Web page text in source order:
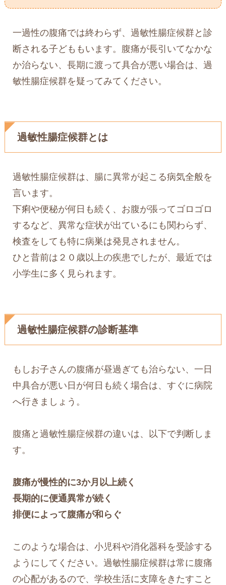
一過性の腹痛では終わらず、過敏性腸症候群と診
断される子どももいます。腹痛が長引いてなかな
か治らない、長期に渡って具合が悪い場合は、過
敏性腸症候群を疑ってみてください。
過敏性腸症候群とは
過敏性腸症候群は、腸に異常が起こる病気全般を
言います。
下痢や便秘が何日も続く、お腹が張ってゴロゴロ
するなど、異常な症状が出ているにも関わらず、
検査をしても特に病巣は発見されません。
ひと昔前は２０歳以上の疾患でしたが、最近では
小学生に多く見られます。
過敏性腸症候群の診断基準
もしお子さんの腹痛が昼過ぎても治らない、一日
中具合が悪い日が何日も続く場合は、すぐに病院
へ行きましょう。
腹痛と過敏性腸症候群の違いは、以下で判断しま
す。
腹痛が慢性的に3か月以上続く
長期的に便通異常が続く
排便によって腹痛が和らぐ
このような場合は、小児科や消化器科を受診する
ようにしてください。過敏性腸症候群は常に腹痛
の心配があるので、学校生活に支障をきたすこと